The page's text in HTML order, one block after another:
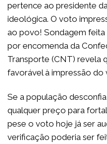
pertence ao presidente
ideológica. O voto
ao povo! Sondagem
por encomenda da
Transporte (CNT) revela
favorável à impressão do
Se a população
qualquer preço para
pese o voto hoje já ser
verificação poderia ser